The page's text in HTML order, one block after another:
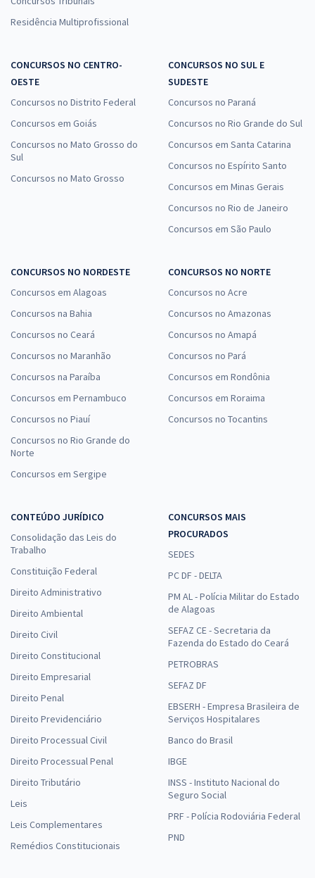
Residência Multiprofissional
CONCURSOS NO CENTRO-
OESTE
Concursos no Distrito Federal
Concursos em Goiás
Concursos no Mato Grosso do
Sul
Concursos no Mato Grosso
CONCURSOS NO SUL E
SUDESTE
Concursos no Paraná
Concursos no Rio Grande do Sul
Concursos em Santa Catarina
Concursos no Espírito Santo
Concursos em Minas Gerais
Concursos no Rio de Janeiro
Concursos em São Paulo
CONCURSOS NO NORDESTE
Concursos em Alagoas
Concursos na Bahia
Concursos no Ceará
Concursos no Maranhão
Concursos na Paraíba
Concursos em Pernambuco
Concursos no Piauí
Concursos no Rio Grande do
Norte
Concursos em Sergipe
CONCURSOS NO NORTE
Concursos no Acre
Concursos no Amazonas
Concursos no Amapá
Concursos no Pará
Concursos em Rondônia
Concursos em Roraima
Concursos no Tocantins
CONTEÚDO JURÍDICO
Consolidação das Leis do
Trabalho
Constituição Federal
Direito Administrativo
Direito Ambiental
Direito Civil
Direito Constitucional
Direito Empresarial
Direito Penal
Direito Previdenciário
Direito Processual Civil
Direito Processual Penal
Direito Tributário
Leis
Leis Complementares
Remédios Constitucionais
CONCURSOS MAIS
PROCURADOS
SEDES
PC DF - DELTA
PM AL - Polícia Militar do Estado
de Alagoas
SEFAZ CE - Secretaria da
Fazenda do Estado do Ceará
PETROBRAS
SEFAZ DF
EBSERH - Empresa Brasileira de
Serviços Hospitalares
Banco do Brasil
IBGE
INSS - Instituto Nacional do
Seguro Social
PRF - Polícia Rodoviária Federal
PND